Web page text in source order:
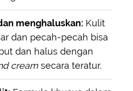
menghaluskan:Kulit
dan pecah-pecah bisa
dan halus dengan
creamsecara teratur.